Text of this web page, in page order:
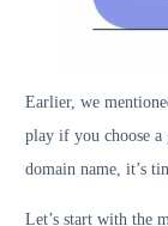
Earlier, we
play if you choose
domain name, it’s
Let’s start with the